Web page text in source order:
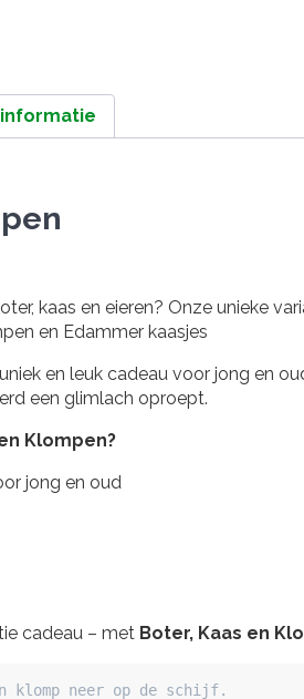
kaas en eieren? Onze unieke
en Edammer kaasjes
en leuk cadeau voor jong en
een glimlach oproept.
Klompen?
jong en oud
cadeau – met Boter, Kaas en
klomp neer op de schijf.